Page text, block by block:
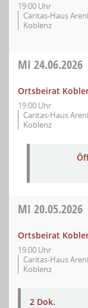
19:00 Uhr
Caritas-Haus
Koblenz
MI 24.06.2026
Ortsbeirat
19:00 Uhr
Caritas-Haus
Koblenz
MI 20.05.2026
Ortsbeirat
19:00 Uhr
Caritas-Haus
Koblenz
2 Dok.